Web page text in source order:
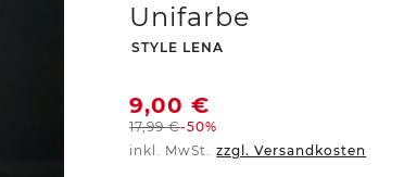
Unifarbe
-
STYLE LENA
9,00€
17,99€-50%
inkl. MwSt. zzgl. Versandkosten